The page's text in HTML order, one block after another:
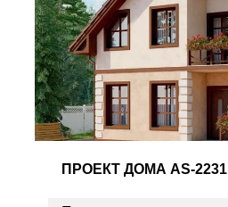
ПРОЕКТ ДОМА AS-2231